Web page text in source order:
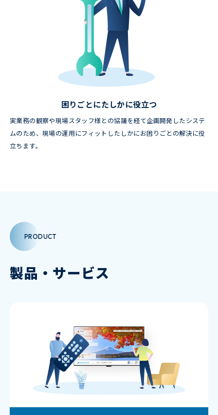
困りごとにたしかに役立つ
実業務の観察や現場スタッフ様との協議を経て企画開発したシステ
ムのため、現場の運用にフィットしたしかにお困りごとの解決に役
立ちます。
PRODUCT
製品・サービス